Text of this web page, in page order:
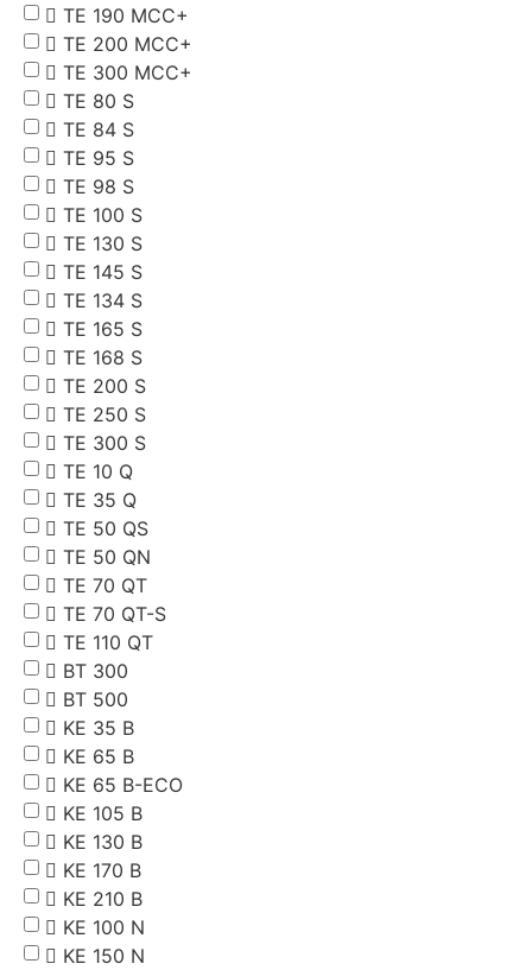
TE 190 MCC+
TE 200 MCC+
TE 300 MCC+
TE 80 S
TE 84 S
TE 95 S
TE 98 S
TE 100 S
TE 130 S
TE 145 S
TE 134 S
TE 165 S
TE 168 S
TE 200 S
TE 250 S
TE 300 S
TE 10 Q
TE 35 Q
TE 50 QS
TE 50 QN
TE 70 QT
TE 70 QT-S
TE 110 QT
BT 300
BT 500
KE 35 B
KE 65 B
KE 65 B-ECO
KE 105 B
KE 130 B
KE 170 B
KE 210 B
KE 100 N
KE 150 N